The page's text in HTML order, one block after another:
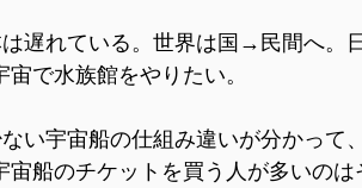
遅れている。世界は国→民間へ。
宙で水族館をやりたい。
い宇宙船の仕組み違いが分かって
宙船のチケットを買う人が多いの